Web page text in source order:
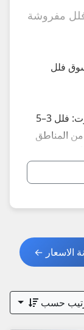
للبيع في محوت 2026 | فلل مفروشة
2026 – أكبر سوق فلل
أكبر تجمع لإعلانات الفلل والبيوت في محوت: فلل 3–5
المناطق
شهادة
الاسعار ←
حسب